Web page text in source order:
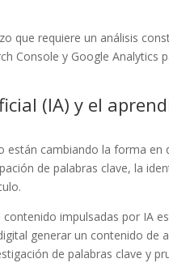
que requiere un análisis
Console y Google Analytics
(IA) y el
están cambiando la forma en
de palabras clave, la
impulsadas por IA
generar un contenido de
de palabras clave y